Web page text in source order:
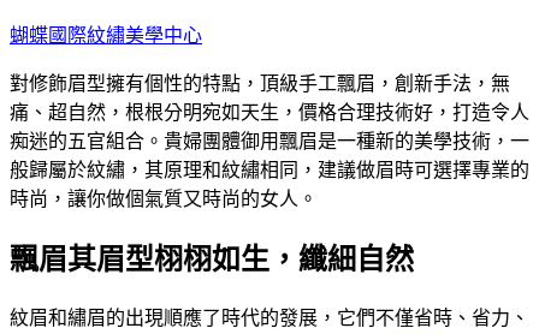
跳
主
要
內
容
蝴蝶國際紋繡美學中心
對修飾眉型擁有個性的特點，頂級手工飄眉，創新手法，無
痛、超自然，根根分明宛如天生，價格合理技術好，打造令人
痴迷的五官組合。貴婦團體御用飄眉是一種新的美學技術，一
般歸屬於紋繡，其原理和紋繡相同，建議做眉時可選擇專業的
時尚，讓你做個氣質又時尚的女人。
飄眉其眉型栩栩如生，纖細自然
紋眉和繡眉的出現順應了時代的發展，它們不僅省時、省力、